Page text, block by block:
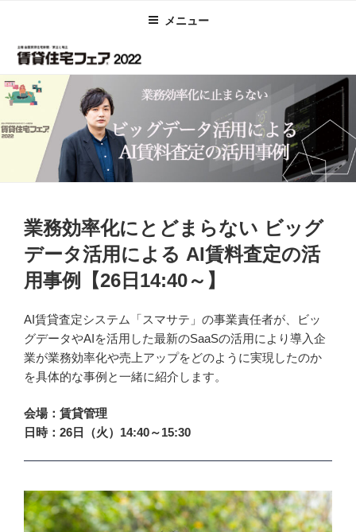
ツ
へ
ス
キ
プ
メニュー
投
稿
日:
業務効率化にとどまらない ビッグ
データ活用による AI賃料査定の活
用事例【26日14:40～】
AI賃貸査定システム「スマサテ」の事業責任者が、ビッ
グデータやAIを活用した最新のSaaSの活用により導入企
業が業務効率化や売上アップをどのように実現したのか
を具体的な事例と一緒に紹介します。
会場：賃貸管理
日時：26日（火）14:40～15:30